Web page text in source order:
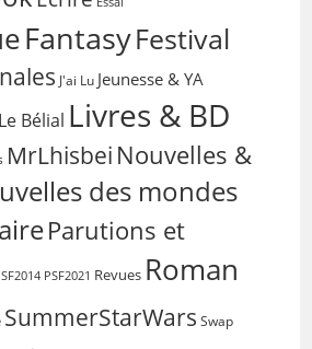
FantasyFestival
J'ai Lu Jeunesse & YA
Le Bélial Livres & BD
MrLhisbei Nouvelles &
des mondes
Parutions et
PSF2021 Revues Roman
SummerStarWars Swap